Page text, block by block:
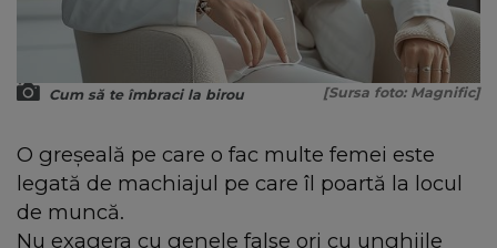
Cum să te îmbraci la birou [Sursa foto: Magnific]
O greșeală pe care o fac multe femei este
legată de machiajul pe care îl poartă la locul
de muncă.
Nu exagera cu genele false ori cu unghiile